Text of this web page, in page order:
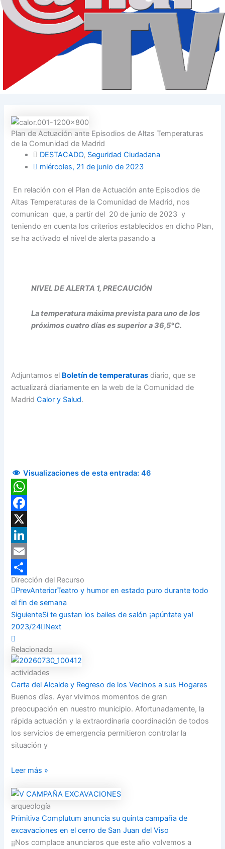
Plan de Actuación ante Episodios de Altas Temperaturas
de la Comunidad de Madrid
DESTACADO, Seguridad Ciudadana
miércoles, 21 de junio de 2023
En relación con el Plan de Actuación ante Episodios de
Altas Temperaturas de la Comunidad de Madrid, nos
comunican que, a partir del 20 de junio de 2023 y
teniendo en cuenta los criterios establecidos en dicho Plan,
se ha activado el nivel de alerta pasando a
NIVEL DE ALERTA 1, PRECAUCIÓN
La temperatura máxima prevista para uno de los
próximos cuatro días es superior a 36,5°C.
Adjuntamos el Boletín de temperaturas diario, que se
actualizará diariamente en la web de la Comunidad de
MadridCalor y Salud.
Visualizaciones de esta entrada: 46
WhatsApp
Facebook
X
LinkedIn
Email
Compartir
Dirección del Recurso
PrevAnteriorTeatro y humor en estado puro durante todo
el fin de semana
SiguienteSi te gustan los bailes de salón ¡apúntate ya!
2023/24 Next
Relacionado
actividades
Carta del Alcalde y Regreso de los Vecinos a sus Hogares
Buenos días. Ayer vivimos momentos de gran
preocupación en nuestro municipio. Afortunadamente, la
rápida actuación y la extraordinaria coordinación de todos
los servicios de emergencia permitieron controlar la
situación y
Leer más »
arqueología
Primitiva Complutum anuncia su quinta campaña de
excavaciones en el cerro de San Juan del Viso
¡¡Nos complace anunciaros que este año volvemos a